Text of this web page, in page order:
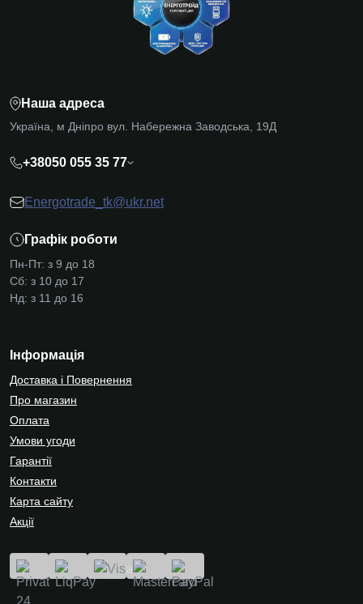
Наша адреса
Україна, м Дніпро вул. Набережна Заводська, 19Д
+38050 055 35 77
Energotrade_tk@ukr.net
Графік роботи
Пн-Пт: з 9 до 18
Сб: з 10 до 17
Нд: з 11 до 16
Інформація
Доставка і Повернення
Про магазин
Оплата
Умови угоди
Гарантії
Контакти
Карта сайту
Акції